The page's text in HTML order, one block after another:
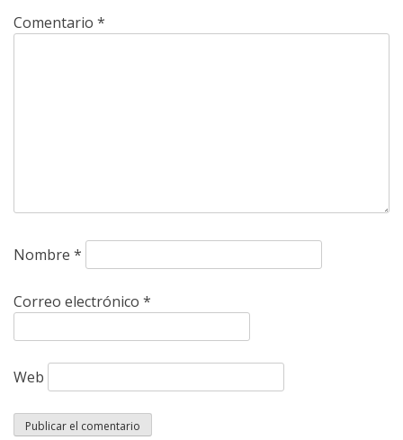
Comentario *
Nombre *
Correo electrónico *
Web